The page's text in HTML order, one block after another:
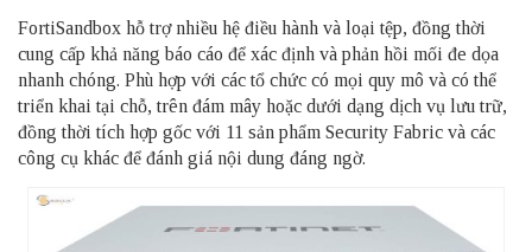
FortiSandbox hỗ trợ nhiều hệ điều hành và loại tệp, đồng thời
cung cấp khả năng báo cáo để xác định và phản hồi mối đe dọa
nhanh chóng. Phù hợp với các tổ chức có mọi quy mô và có thể
triển khai tại chỗ, trên đám mây hoặc dưới dạng dịch vụ lưu trữ,
đồng thời tích hợp gốc với 11 sản phẩm Security Fabric và các
công cụ khác để đánh giá nội dung đáng ngờ.